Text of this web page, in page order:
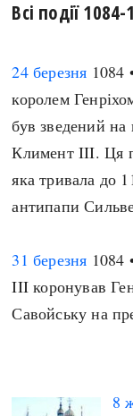
Релігія
Спорт
Чудеса світу
Регіони
Азія
Африка
Європа
Всі події
24 березня 1084
королем
був зведений на
Климент III. Ця
яка тривала до
антипапи
31 березня 1084
III коронував
Савойську на
8